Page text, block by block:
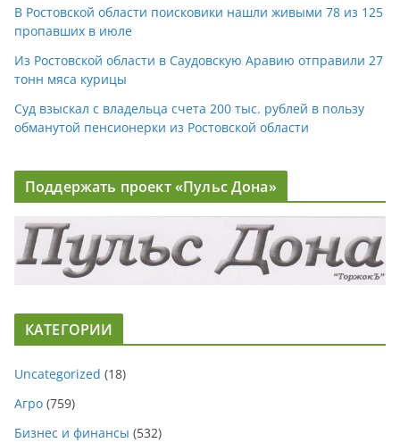
В Ростовской области поисковики нашли живыми 78 из 125
пропавших в июле
Из Ростовской области в Саудовскую Аравию отправили 27
тонн мяса курицы
Суд взыскал с владельца счета 200 тыс. рублей в пользу
обманутой пенсионерки из Ростовской области
Поддержать проект «Пульс Дона»
КАТЕГОРИИ
Uncategorized (18)
Агро (759)
Бизнес и финансы (532)